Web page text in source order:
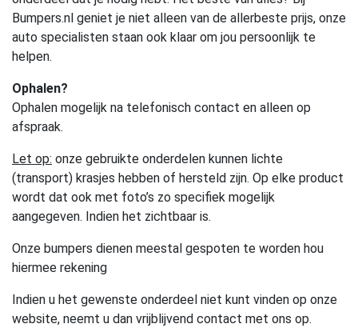
Bumpers.nl geniet je niet alleen van de allerbeste prijs, onze
auto specialisten staan ook klaar om jou persoonlijk te
helpen.
Ophalen?
Ophalen mogelijk na telefonisch contact en alleen op
afspraak.
Let op: onze gebruikte onderdelen kunnen lichte
(transport) krasjes hebben of hersteld zijn. Op elke product
wordt dat ook met foto’s zo specifiek mogelijk
aangegeven. Indien het zichtbaar is.
Onze bumpers dienen meestal gespoten te worden hou
hiermee rekening
Indien u het gewenste onderdeel niet kunt vinden op onze
website, neemt u dan vrijblijvend contact met ons op.